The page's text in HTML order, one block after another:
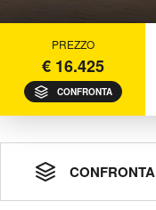
PREZZO
€ 16.425
CONFRONTA
CONFRONTA